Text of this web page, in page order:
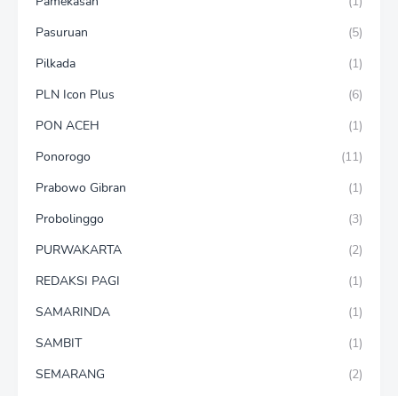
Pasuruan
(5)
Pilkada
(1)
PLN Icon Plus
(6)
PON ACEH
(1)
Ponorogo
(11)
Prabowo Gibran
(1)
Probolinggo
(3)
PURWAKARTA
(2)
REDAKSI PAGI
(1)
SAMARINDA
(1)
SAMBIT
(1)
SEMARANG
(2)